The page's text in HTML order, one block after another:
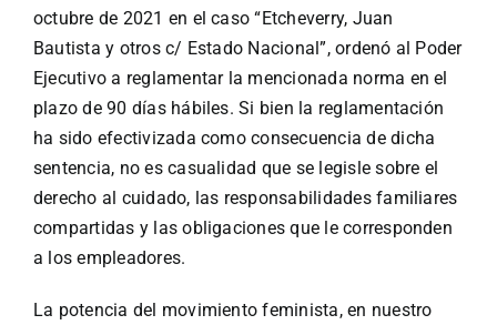
octubre de 2021 en el caso “Etcheverry, Juan
Bautista y otros c/ Estado Nacional”, ordenó al Poder
Ejecutivo a reglamentar la mencionada norma en el
plazo de 90 días hábiles. Si bien la reglamentación
ha sido efectivizada como consecuencia de dicha
sentencia, no es casualidad que se legisle sobre el
derecho al cuidado, las responsabilidades familiares
compartidas y las obligaciones que le corresponden
a los empleadores.
La potencia del movimiento feminista, en nuestro